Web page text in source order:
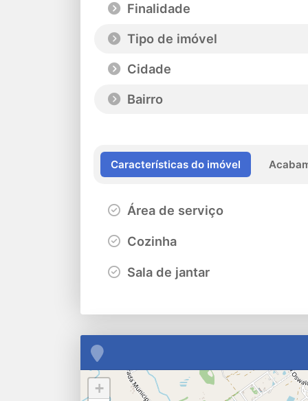
Finalidade
Tipo de imóvel
Cidade
Bairro
Características do imóvel
Área de serviço
Cozinha
Sala de jantar
+